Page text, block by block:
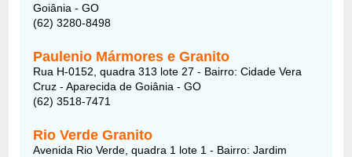
Goiânia - GO
(62) 3280-8498
Paulenio Mármores e Granito
Rua H-0152, quadra 313 lote 27 - Bairro: Cidade Vera
Cruz - Aparecida de Goiânia - GO
(62) 3518-7471
Rio Verde Granito
Avenida Rio Verde, quadra 1 lote 1 - Bairro: Jardim